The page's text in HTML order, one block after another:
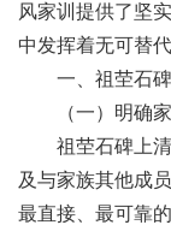
风家训提供了坚
中发挥着无可替代
一、祖茔石碑
（一）明确家
祖茔石碑上清
及与家族其他成
最直接、最可靠